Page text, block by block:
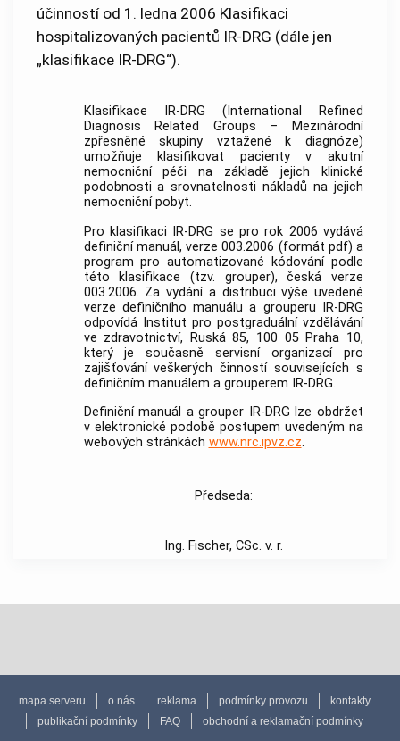
účinností od 1. ledna 2006 Klasifikaci
hospitalizovaných pacientů IR-DRG (dále jen
„klasifikace IR-DRG“).
Klasifikace IR-DRG (International Refined
Diagnosis Related Groups – Mezinárodní
zpřesněné skupiny vztažené k diagnóze)
umožňuje klasifikovat pacienty v akutní
nemocniční péči na základě jejich klinické
podobnosti a srovnatelnosti nákladů na jejich
nemocniční pobyt.
Pro klasifikaci IR-DRG se pro rok 2006 vydává
definiční manuál, verze 003.2006 (formát pdf) a
program pro automatizované kódování podle
této klasifikace (tzv. grouper), česká verze
003.2006. Za vydání a distribuci výše uvedené
verze definičního manuálu a grouperu IR-DRG
odpovídá Institut pro postgraduální vzdělávání
ve zdravotnictví, Ruská 85, 100 05 Praha 10,
který je současně servisní organizací pro
zajišťování veškerých činností souvisejících s
definičním manuálem a grouperem IR-DRG.
Definiční manuál a grouper IR-DRG lze obdržet
v elektronické podobě postupem uvedeným na
webových stránkách www.nrc.ipvz.cz.
Předseda:
Ing. Fischer, CSc. v. r.
mapa serveru o nás reklama podmínky provozu
kontakty
publikační podmínky
FAQ obchodní a reklamační podmínky